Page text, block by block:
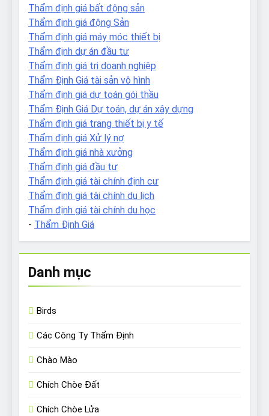
Thẩm định giá bất động sản
Thẩm định giá động Sản
Thẩm định giá máy móc thiết bị
Thẩm định dự án đầu tư
Thẩm định giá tri doanh nghiệp
Thẩm Định Giá tài sản vô hình
Thẩm định giá dự toán gói thầu
Thẩm Định Giá Dự toán, dự án xây dựng
Thẩm định giá trang thiết bị y tế
Thẩm định giá Xử lý nợ
Thẩm định giá nhà xưởng
Thẩm định giá đầu tư
Thẩm định giá tài chính định cư
Thẩm định giá tài chính du lịch
Thẩm định giá tài chính du học
- Thẩm Định Giá
Danh mục
Birds
Các Công Ty Thẩm Định
Chào Mào
Chích Chòe Đất
Chích Chòe Lửa